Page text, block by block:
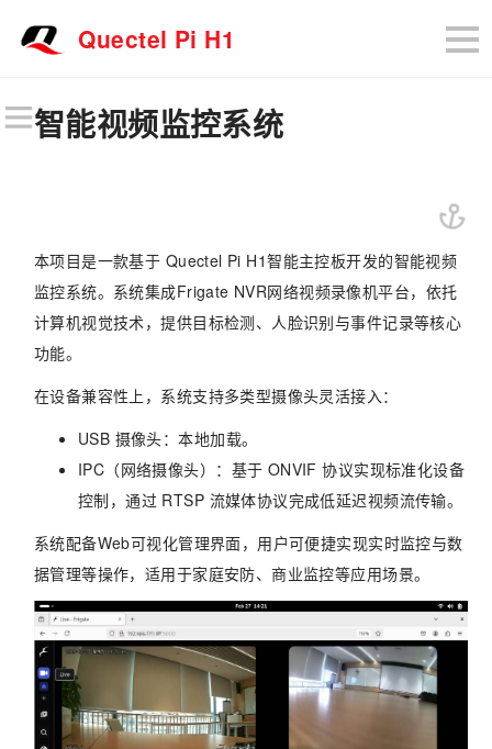
Quectel Pi H1
智能视频监控系统
本项目是一款基于 Quectel Pi H1智能主控板开发的智能视频
监控系统。系统集成Frigate NVR网络视频录像机平台，依托
计算机视觉技术，提供目标检测、人脸识别与事件记录等核心
功能。
在设备兼容性上，系统支持多类型摄像头灵活接入：
USB 摄像头：本地加载。
IPC（网络摄像头）：基于 ONVIF 协议实现标准化设备
控制，通过 RTSP 流媒体协议完成低延迟视频流传输。
系统配备Web可视化管理界面，用户可便捷实现实时监控与数
据管理等操作，适用于家庭安防、商业监控等应用场景。